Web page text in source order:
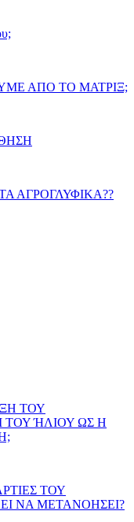
ΑΠΟ ΤΟ ΜΑΤΡΙΞ;
ΑΓΡΟΓΛΥΦΙΚΑ??
ΤΟΥ
ΤΟΥ ΉΛΙΟΥ ΩΣ Η
ΤΟΥ
ΝΑ ΜΕΤΑΝΟΗΣΕΙ?